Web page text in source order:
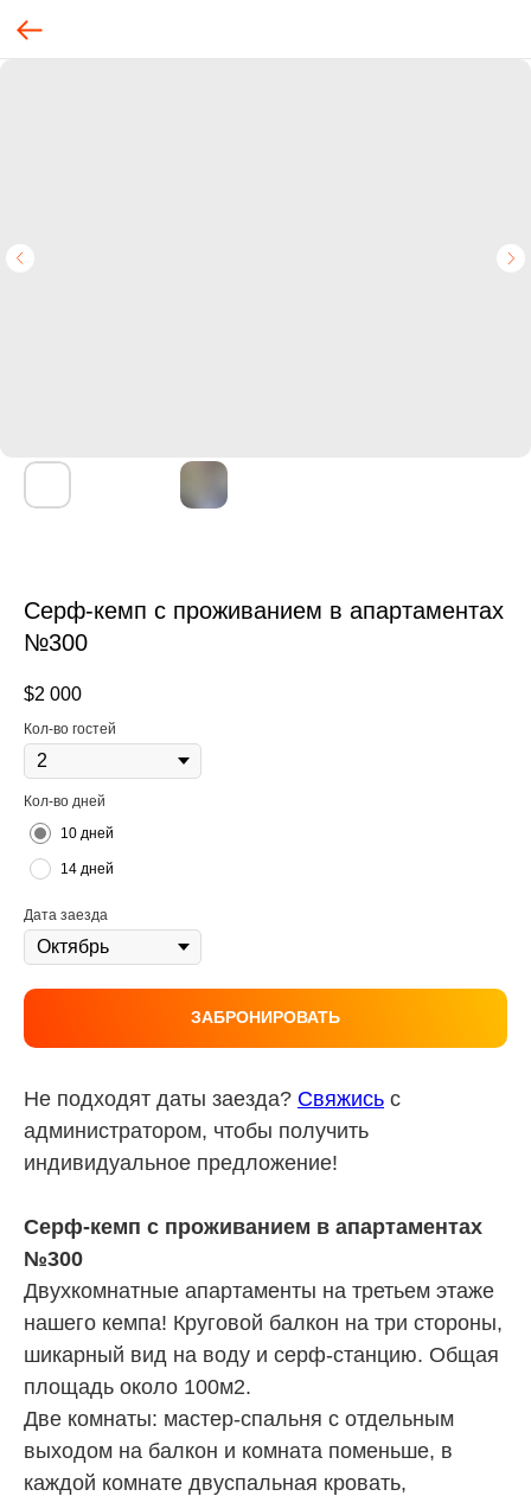
Серф-кемп с проживанием в апартаментах
№300
$2 000
Кол-во гостей
Кол-во дней
10 дней
14 дней
Дата заезда
ЗАБРОНИРОВАТЬ
Не подходят даты заезда? Свяжись с
администратором, чтобы получить
индивидуальное предложение!
Серф-кемп с проживанием в апартаментах
№300
Двухкомнатные апартаменты на третьем этаже
нашего кемпа! Круговой балкон на три стороны,
шикарный вид на воду и серф-станцию. Общая
площадь около 100м2.
Две комнаты: мастер-спальня с отдельным
выходом на балкон и комната поменьше, в
каждой комнате двуспальная кровать,